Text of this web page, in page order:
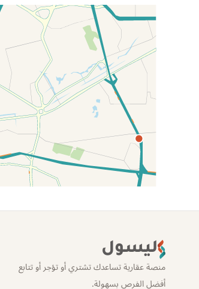
الموقع عل الخريطة
ليسول
منصة عقارية تساعدك تشتري أو تؤجر أو تتابع
أفضل الفرص بسهولة.